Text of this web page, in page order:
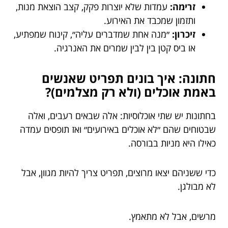
זרימה: עמדות שלא יוצרות פקק, קצב הוצאת מנות,
ותזמון שמכבד את האירוע.
זיכרון: ״מנה אחת שמדברים עליה״, קינוח שמפתיע,
או ביס קטן בין לבין שמרים את האנרגיה.
חתונה: איך בונים תפריט שאנשים
באמת אוכלים (ולא רק מצלמים)?
בחתונות יש שתי אוכלוסיות: אלה שבאים רעבים, ואלה
שבטוחים שהם ״לא אוכלים באירועים״ ואז תופסים עמדה
כאילו היא מניות בבורסה.
כדי ששניהם יצאו מרוצים, תפריט צריך להיות מגוון, אבל
לא מבולגן.
מרשים, אבל לא מתאמץ.